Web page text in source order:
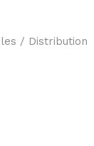
/ Distribution